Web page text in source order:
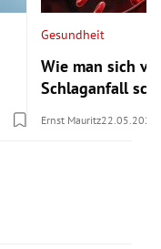
Gesundheit
Wie man sich
Schlaganfall
Ernst Mauritz22.05.2024